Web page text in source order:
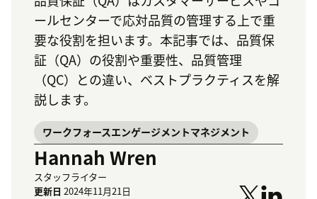
ールセンターで応対品質の管理する上で重
要な役割を担います。本記事では、品質保
証（QA）の役割や重要性、品質管理
（QC）との違い、ベストプラクティスを解
説します。
ワークフォースエンゲージメントマネジメント
Hannah Wren
スタッフライター
更新日 2024年11月21日